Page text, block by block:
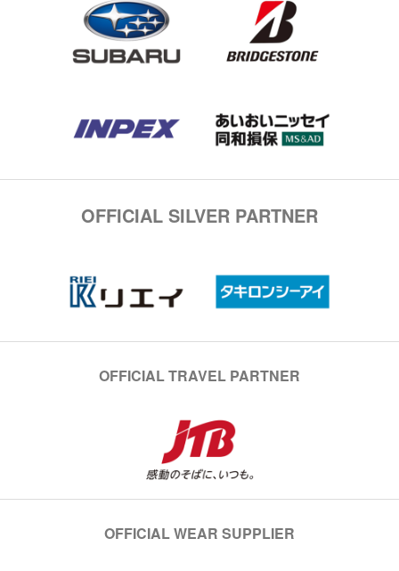
OFFICIAL SILVER PARTNER
OFFICIAL TRAVEL PARTNER
OFFICIAL WEAR SUPPLIER